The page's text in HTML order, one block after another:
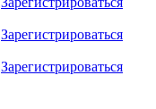
Зарегистрироваться
Зарегистрироваться